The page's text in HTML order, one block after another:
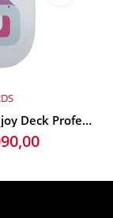
Horn 8.0 Pro Enjoy Deck Profesyonel Kaykay Tahtası